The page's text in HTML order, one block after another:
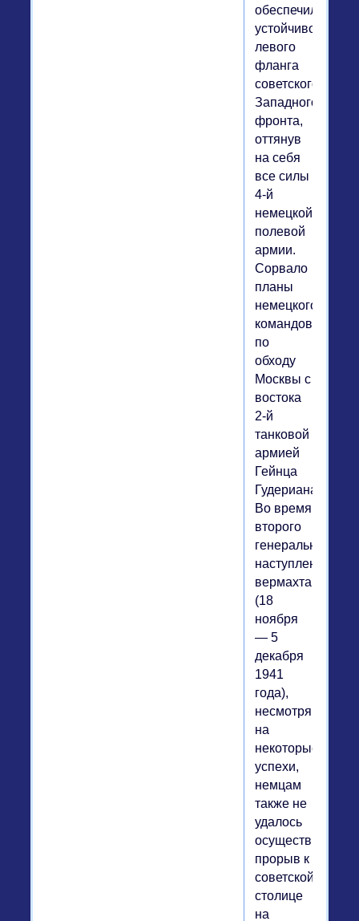
обеспечило
устойчивость
левого
фланга
советского
Западного
фронта,
оттянув
на себя
все силы
4-й
немецкой
полевой
армии.
Сорвало
планы
немецкого
командования
по
обходу
Москвы с
востока
2-й
танковой
армией
Гейнца
Гудериана.
Во время
второго
генерального
наступления
вермахта
(18
ноября
— 5
декабря
1941
года),
несмотря
на
некоторые
успехи,
немцам
также не
удалось
осуществить
прорыв к
советской
столице
на